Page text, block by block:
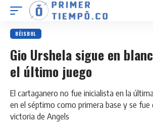
BÉISBOL
Gio Urshela sigue en
el último juego
El cartaganero no fue inicialista en la
en el séptimo como primera base y se fue
victoria de Angels